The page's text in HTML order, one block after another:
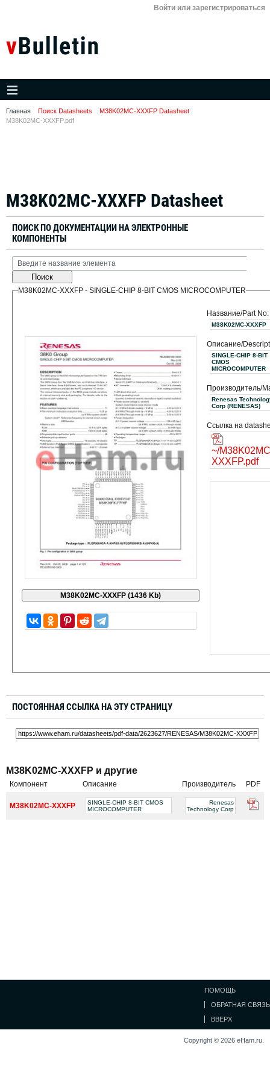
Войти или зарегистрироваться
Главная Поиск Datasheets
M38K02MC-XXXFP Datasheet
M38K02MC-XXXFP.pdf
M38K02MC-XXXFP Datasheet
ПОИСК ПО ДОКУМЕНТАЦИИ НА ЭЛЕКТРОННЫЕ
КОМПОНЕНТЫ
Поиск
M38K02MC-XXXFP - SINGLE-CHIP 8-BIT CMOS MICROCOMPUTER
Название/Part No:
M38K02MC-XXXFP
Описание/
SINGLE-CHIP 8-BIT
CMOS
MICROCOMPUTER
Производитель/
Renesas
Corp (RENESAS)
Ссылка на
~/
XXXFP.pdf
ПОСТОЯННАЯ ССЫЛКА НА ЭТУ СТРАНИЦУ
M38K02MC-XXXFP и другие
Компонент Описание Производитель PDF
M38K02MC-XXXFP
SINGLE-CHIP 8-BIT CMOS
MICROCOMPUTER
Renesas
Technology Corp
ПОМОЩЬ
ОБРАТНАЯ СВЯЗЬ
ВВЕРХ
Copyright © 2026 eHam.ru.